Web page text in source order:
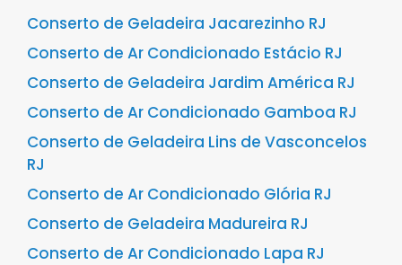
Conserto de Geladeira Jacarezinho RJ
Conserto de Ar Condicionado Estácio RJ
Conserto de Geladeira Jardim América RJ
Conserto de Ar Condicionado Gamboa RJ
Conserto de Geladeira Lins de Vasconcelos
RJ
Conserto de Ar Condicionado Glória RJ
Conserto de Geladeira Madureira RJ
Conserto de Ar Condicionado Lapa RJ